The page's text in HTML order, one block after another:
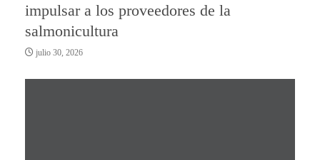
impulsar a los proveedores de la
salmonicultura
julio 30, 2026